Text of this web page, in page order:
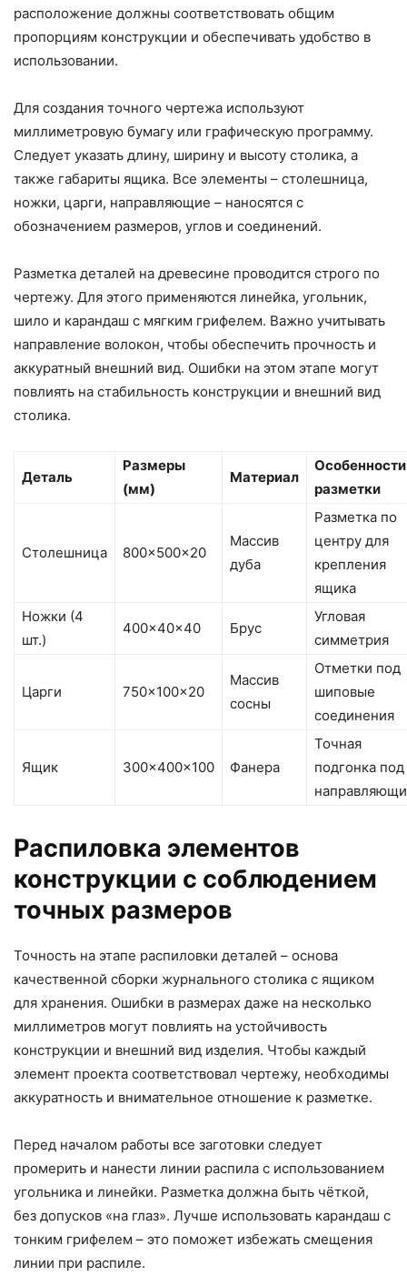
расположение должны соответствовать общим
пропорциям конструкции и обеспечивать удобство в
использовании.
Для создания точного чертежа используют
миллиметровую бумагу или графическую программу.
Следует указать длину, ширину и высоту столика, а
также габариты ящика. Все элементы – столешница,
ножки, царги, направляющие – наносятся с
обозначением размеров, углов и соединений.
Разметка деталей на древесине проводится строго по
чертежу. Для этого применяются линейка, угольник,
шило и карандаш с мягким грифелем. Важно учитывать
направление волокон, чтобы обеспечить прочность и
аккуратный внешний вид. Ошибки на этом этапе могут
повлиять на стабильность конструкции и внешний вид
столика.
Деталь
Размеры
(мм)
Материал
Особенности
разметки
Столешница 800×500×20
Массив
дуба
Разметка по
центру для
крепления
ящика
Ножки (4
шт.)
400×40×40 Брус
Угловая
симметрия
Царги 750×100×20
Массив
сосны
Отметки под
шиповые
соединения
Ящик 300×400×100 Фанера
Точная
подгонка под
Распиловка элементов
конструкции с соблюдением
точных размеров
Точность на этапе распиловки деталей – основа
качественной сборки журнального столика с ящиком
для хранения. Ошибки в размерах даже на несколько
миллиметров могут повлиять на устойчивость
конструкции и внешний вид изделия. Чтобы каждый
элемент проекта соответствовал чертежу, необходимы
аккуратность и внимательное отношение к разметке.
Перед началом работы все заготовки следует
промерить и нанести линии распила с использованием
угольника и линейки. Разметка должна быть чёткой,
без допусков «на глаз». Лучше использовать карандаш с
тонким грифелем – это поможет избежать смещения
линии при распиле.